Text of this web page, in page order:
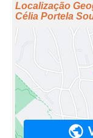
Localização
Célia Portela